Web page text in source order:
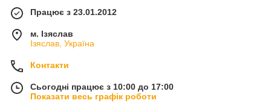
Працює з 23.01.2012
м. Ізяслав
Ізяслав, Україна
Контакти
Сьогодні працює з 10:00 до 17:00
Показати весь графік роботи